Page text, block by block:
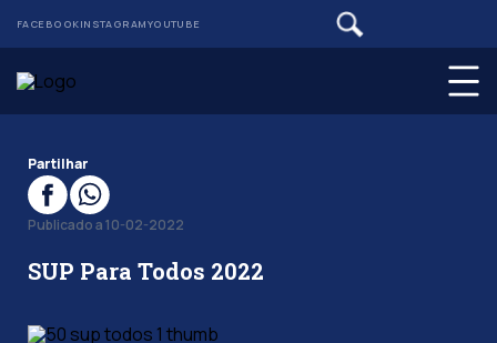
FACEBOOKINSTAGRAMYOUTUBE
Partilhar
Publicado a 10-02-2022
SUP Para Todos 2022